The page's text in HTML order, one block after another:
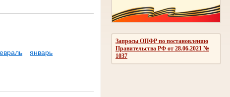
Запросы ОПФР по постановлению
Правительства РФ от 28.06.2021 №
1037
январь